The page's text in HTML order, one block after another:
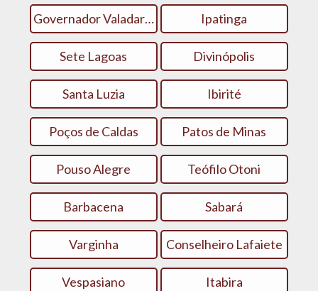
Governador Valadares Ipatinga
Sete Lagoas Divinópolis
Santa Luzia Ibirité
Poços de Caldas Patos de Minas
Pouso Alegre Teófilo Otoni
Barbacena Sabará
Varginha Conselheiro Lafaiete
Vespasiano Itabira